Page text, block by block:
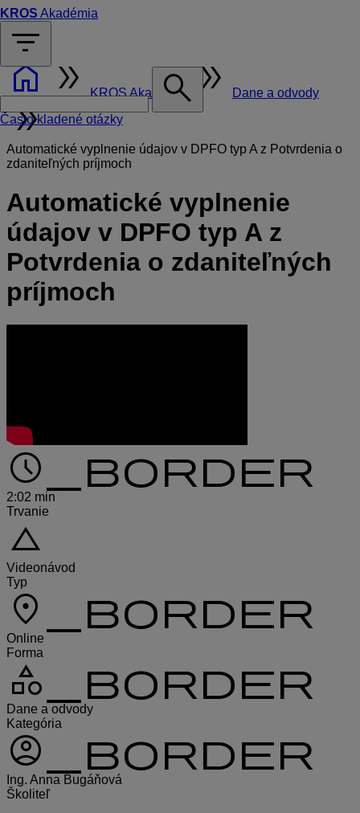
KROS Akadémia
filter_list
search
Často kladené otázky
homedouble_arrow KROS Akadémia double_arrow Dane a odvody
double_arrow
Automatické vyplnenie údajov v DPFO typ A z Potvrdenia o
zdaniteľných príjmoch
Automatické vyplnenie
údajov v DPFO typ A z
Potvrdenia o zdaniteľných
príjmoch
schedule_border
2:02 min
Trvanie
change_history
Videonávod
Typ
location_on_border
Online
Forma
category_border
Dane a odvody
Kategória
account_circle_border
Ing. Anna Bugáňová
Školiteľ